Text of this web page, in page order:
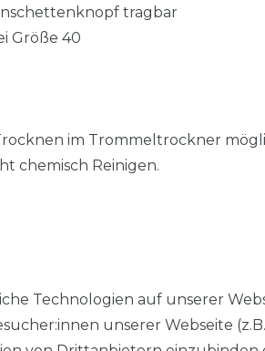
tragbar
Größe 40
im Trommeltrockner
chemisch Reinigen.
Technologien auf unserer
unserer Webseite